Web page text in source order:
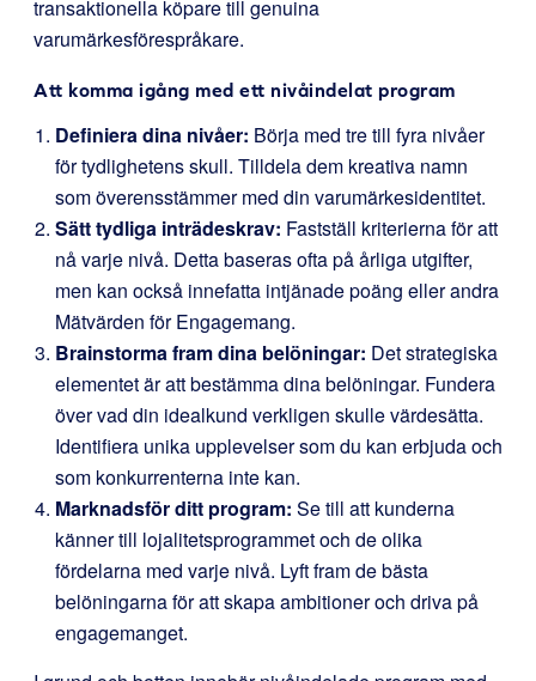
transaktionella köpare till genuina
varumärkesförespråkare.
Att komma igång med ett nivåindelat program
Definiera dina nivåer: Börja med tre till fyra nivåer
för tydlighetens skull. Tilldela dem kreativa namn
som överensstämmer med din varumärkesidentitet.
Sätt tydliga inträdeskrav: Fastställ kriterierna för att
nå varje nivå. Detta baseras ofta på årliga utgifter,
men kan också innefatta intjänade poäng eller andra
Mätvärden för Engagemang.
Brainstorma fram dina belöningar: Det strategiska
elementet är att bestämma dina belöningar. Fundera
över vad din idealkund verkligen skulle värdesätta.
Identifiera unika upplevelser som du kan erbjuda och
som konkurrenterna inte kan.
Marknadsför ditt program: Se till att kunderna
känner till lojalitetsprogrammet och de olika
fördelarna med varje nivå. Lyft fram de bästa
belöningarna för att skapa ambitioner och driva på
engagemanget.